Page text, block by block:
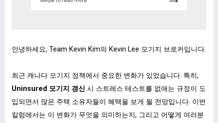
안녕하세요, Team Kevin Kim의 Kevin Lee 모기지 브로커입니다.
최근 캐나다 모기지 정책에서 중요한 변화가 있었습니다. 특히,
Uninsured 모기지 갱신 시 스트레스 테스트를 없애는 규정이 도
입되면서 많은 주택 소유자들이 혜택을 보게 될 전망입니다. 이번
칼럼에서는 이 변화가 무엇을 의미하는지, 그리고 어떻게 여러분